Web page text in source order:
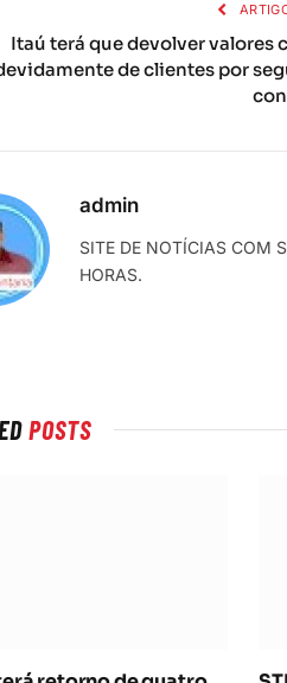
Itaú terá que devolver valores
de clientes por
admin
SITE DE NOTÍCIAS COM
HORAS.
POSTS